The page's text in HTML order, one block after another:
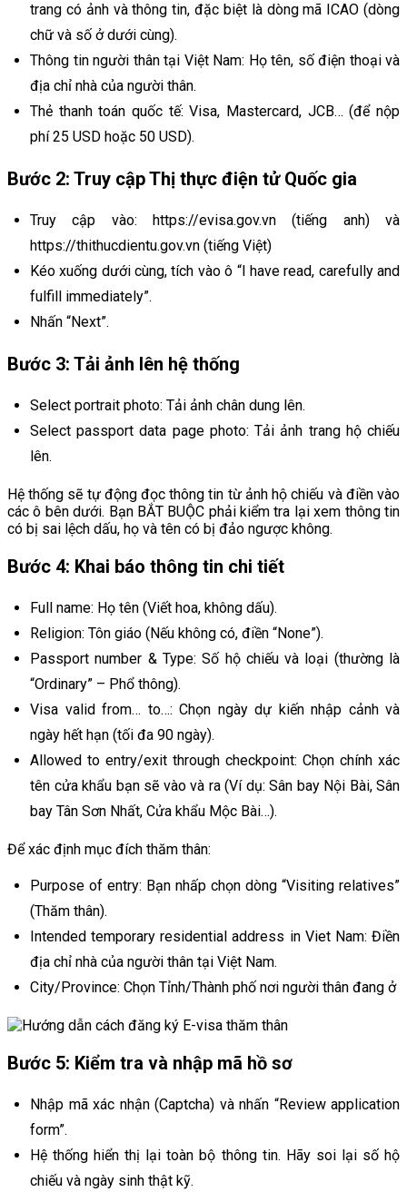
trang có ảnh và thông tin, đặc biệt là dòng mã ICAO (dòng
chữ và số ở dưới cùng).
Thông tin người thân tại Việt Nam: Họ tên, số điện thoại và
địa chỉ nhà của người thân.
Thẻ thanh toán quốc tế: Visa, Mastercard, JCB… (để nộp
phí 25 USD hoặc 50 USD).
Bước 2: Truy cập Thị thực điện tử Quốc gia
Truy cập vào: https://evisa.gov.vn (tiếng anh) và
https://thithucdientu.gov.vn (tiếng Việt)
Kéo xuống dưới cùng, tích vào ô “I have read, carefully and
fulfill immediately”.
Nhấn “Next”.
Bước 3: Tải ảnh lên hệ thống
Select portrait photo: Tải ảnh chân dung lên.
Select passport data page photo: Tải ảnh trang hộ chiếu
lên.
Hệ thống sẽ tự động đọc thông tin từ ảnh hộ chiếu và điền vào
các ô bên dưới. Bạn BẮT BUỘC phải kiểm tra lại xem thông tin
có bị sai lệch dấu, họ và tên có bị đảo ngược không.
Bước 4: Khai báo thông tin chi tiết
Full name: Họ tên (Viết hoa, không dấu).
Religion: Tôn giáo (Nếu không có, điền “None”).
Passport number & Type: Số hộ chiếu và loại (thường là
“Ordinary” – Phổ thông).
Visa valid from… to…: Chọn ngày dự kiến nhập cảnh và
ngày hết hạn (tối đa 90 ngày).
Allowed to entry/exit through checkpoint: Chọn chính xác
tên cửa khẩu bạn sẽ vào và ra (Ví dụ: Sân bay Nội Bài, Sân
bay Tân Sơn Nhất, Cửa khẩu Mộc Bài…).
Để xác định mục đích thăm thân:
Purpose of entry: Bạn nhấp chọn dòng “Visiting relatives”
(Thăm thân).
Intended temporary residential address in Viet Nam: Điền
địa chỉ nhà của người thân tại Việt Nam.
City/Province: Chọn Tỉnh/Thành phố nơi người thân đang ở
Bước 5: Kiểm tra và nhập mã hồ sơ
Nhập mã xác nhận (Captcha) và nhấn “Review application
form”.
Hệ thống hiển thị lại toàn bộ thông tin. Hãy soi lại số hộ
chiếu và ngày sinh thật kỹ.